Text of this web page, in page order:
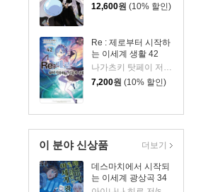
12,600원 (10% 할인)
Re : 제로부터 시작하
는 이세계 생활 42
나가츠키 탓페이 저/오츠카 신이치로 그림
7,200원 (10% 할인)
이 분야 신상품
데스마치에서 시작되
는 이세계 광상곡 34
더보기